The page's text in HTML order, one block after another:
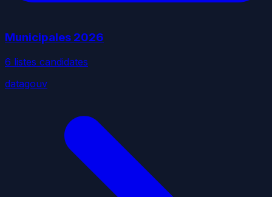
Municipales 2026
6 listes candidates
datagouv